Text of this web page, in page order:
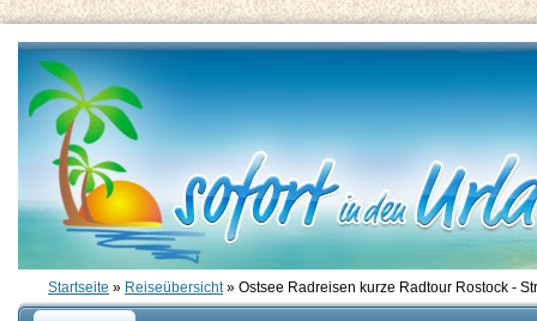
Startseite » Reiseübersicht» Ostsee Radreisen kurze Radtour Rostock -